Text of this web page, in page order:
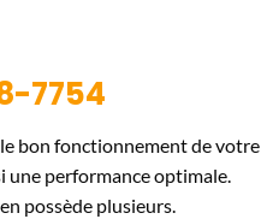
7754
bon fonctionnement de votre
une performance optimale.
possède plusieurs.